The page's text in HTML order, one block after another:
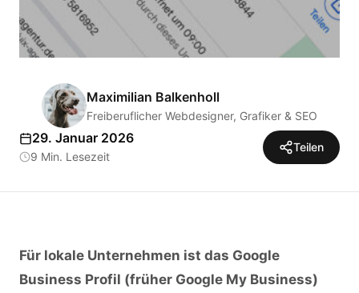
Maximilian Balkenholl
Freiberuflicher Webdesigner, Grafiker & SEO
29. Januar 2026
9 Min. Lesezeit
Teilen
Für lokale Unternehmen ist das Google
Business Profil (früher Google My Business)